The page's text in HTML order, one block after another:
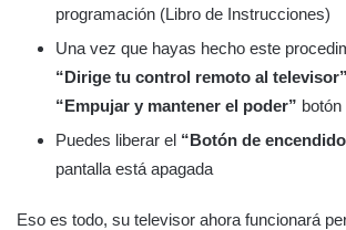
programación (Libro de Instrucciones)
Una vez que hayas hecho este
“Dirige tu control remoto al televisor”
“Empujar y mantener el poder” botón
Puedes liberar el “Botón de
pantalla está apagada
Eso es todo, su televisor ahora funcionará